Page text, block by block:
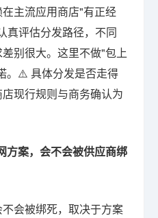
主流应用商店"有正经
真评估分发路径，不同
别很大。这里不做"包上
。⚠️ 具体分发是否走得
现行规则与商务确认为
方案，会不会被供应商绑
会被绑死，取决于方案